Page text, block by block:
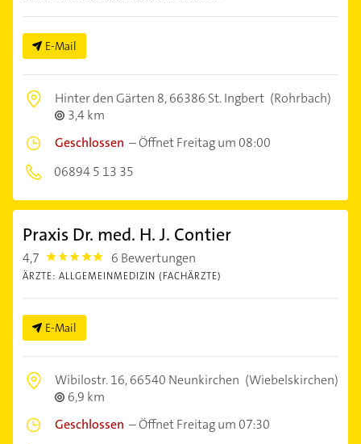
E-Mail
Hinter den Gärten 8,66386 St. Ingbert (Rohrbach)
3,4 km
Geschlossen –Öffnet Freitag um 08:00
06894 5 13 35
Praxis Dr. med. H. J. Contier
4,7 4.7000003 6 Bewertungen
ÄRZTE: ALLGEMEINMEDIZIN (FACHÄRZTE)
E-Mail
Wibilostr. 16,66540 Neunkirchen (Wiebelskirchen)
6,9 km
Geschlossen –Öffnet Freitag um 07:30